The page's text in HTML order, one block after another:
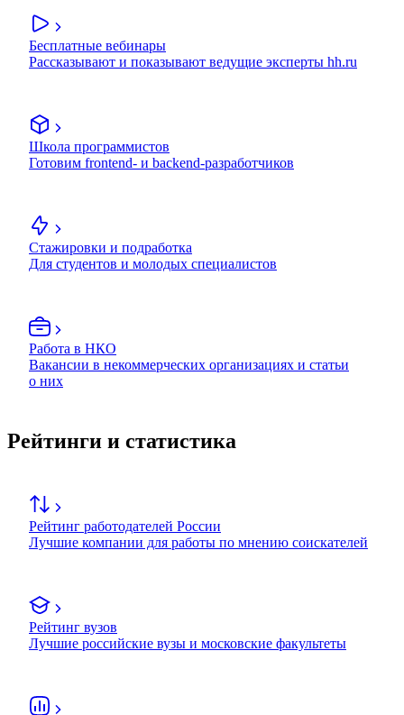
Бесплатные вебинары
Рассказывают и показывают ведущие эксперты hh.ru
Школа программистов
Готовим frontend- и backend-разработчиков
Стажировки и подработка
Для студентов и молодых специалистов
Работа в НКО
Вакансии в некоммерческих организациях и статьи
о них
Рейтинги и статистика
Рейтинг работодателей России
Лучшие компании для работы по мнению соискателей
Рейтинг вузов
Лучшие российские вузы и московские факультеты